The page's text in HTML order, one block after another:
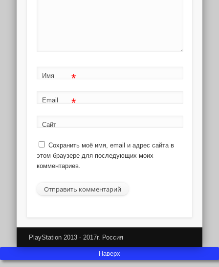
Имя *
Email *
Сайт
Сохранить моё имя, email и адрес сайта в
этом браузере для последующих моих
комментариев.
PlayStation 2013 - 2017г. Россия
Наверх